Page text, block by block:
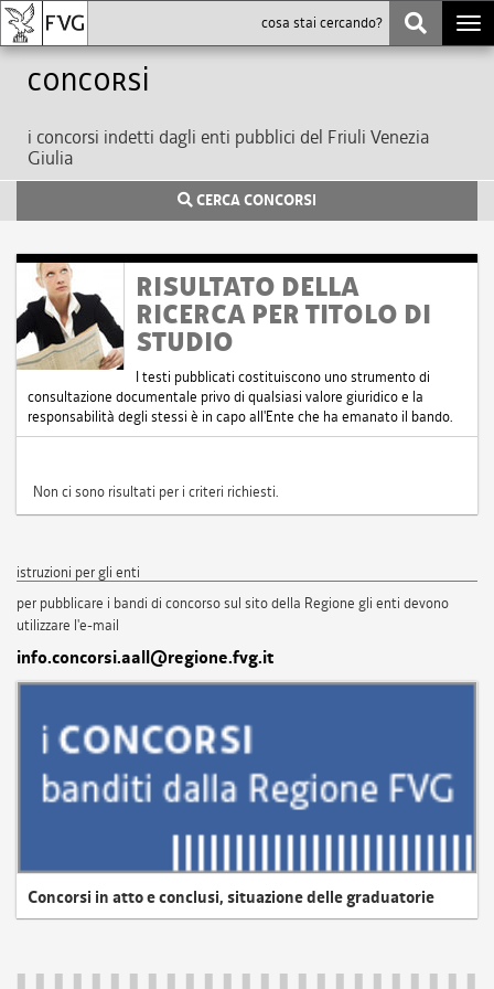
Concorsi
i concorsi indetti dagli enti pubblici del Friuli Venezia
Giulia
CERCA CONCORSI
RISULTATO DELLA
RICERCA PER TITOLO DI
STUDIO
I testi pubblicati costituiscono uno strumento di
consultazione documentale privo di qualsiasi valore giuridico e la
responsabilità degli stessi è in capo all'Ente che ha emanato il bando.
Non ci sono risultati per i criteri richiesti.
istruzioni per gli enti
per pubblicare i bandi di concorso sul sito della Regione gli enti devono
utilizzare l'e-mail
info.concorsi.aall@regione.fvg.it
Concorsi in atto e conclusi, situazione delle graduatorie